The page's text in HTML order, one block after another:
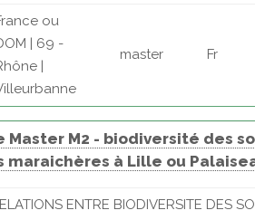
ou
| 69 -
|
master Fr
Master M2 - biodiversité des
maraichères à Lille ou
ENTRE BIODIVERSITE DES